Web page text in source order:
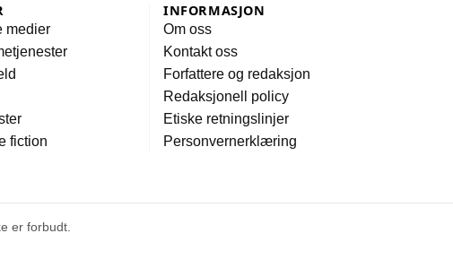
medier
fiction
INFORMASJON
Om oss
Kontakt oss
Forfattere og redaksjon
Redaksjonell policy
Etiske retningslinjer
Personvernerklæring
er forbudt.